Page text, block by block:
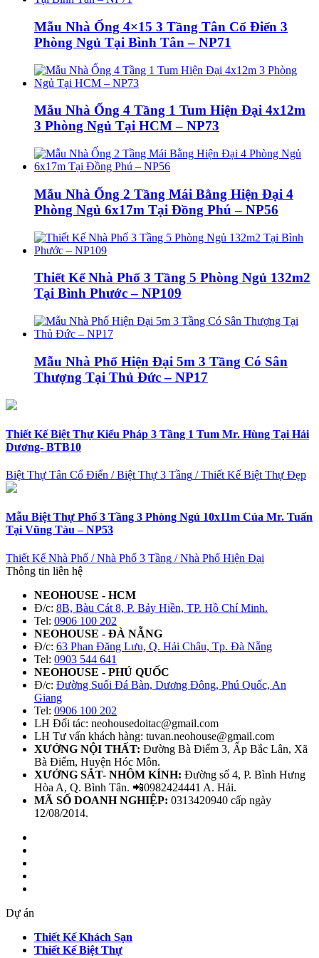
Mẫu Nhà Ống 4×15 3 Tầng Tân Cổ Điển 3
Phòng Ngủ Tại Bình Tân – NP71
Mẫu Nhà Ống 4 Tầng 1 Tum Hiện Đại 4x12m
3 Phòng Ngủ Tại HCM – NP73
Mẫu Nhà Ống 2 Tầng Mái Bằng Hiện Đại 4
Phòng Ngủ 6x17m Tại Đồng Phú – NP56
Thiết Kế Nhà Phố 3 Tầng 5 Phòng Ngủ 132m2
Tại Bình Phước – NP109
Mẫu Nhà Phố Hiện Đại 5m 3 Tầng Có Sân
Thượng Tại Thủ Đức – NP17
Thiết Kế Biệt Thự Kiểu Pháp 3 Tầng 1 Tum Mr. Hùng Tại Hải
Dương- BTB10
Biệt Thự Tân Cổ Điển /Biệt Thự 3 Tầng /Thiết Kế Biệt Thự Đẹp
Mẫu Biệt Thự Phố 3 Tầng 3 Phòng Ngủ 10x11m Của Mr. Tuấn
Tại Vũng Tàu – NP53
Thiết Kế Nhà Phố /Nhà Phố 3 Tầng /Nhà Phố Hiện Đại
Thông tin liên hệ
NEOHOUSE - HCM
Đ/c: 8B, Bàu Cát 8, P. Bảy Hiền, TP. Hồ Chí Minh.
Tel: 0906 100 202
NEOHOUSE - ĐÀ NẴNG
Đ/c: 63 Phan Đăng Lưu, Q. Hải Châu, Tp. Đà Nẵng
Tel: 0903 544 641
NEOHOUSE - PHÚ QUỐC
Đ/c: Đường Suối Đá Bàn, Dương Đông, Phú Quốc, An
Giang
Tel: 0906 100 202
LH Đối tác: neohousedoitac@gmail.com
LH Tư vấn khách hàng: tuvan.neohouse@gmail.com
XƯỞNG NỘI THẤT: Đường Bà Điểm 3, Ấp Bắc Lân, Xã
Bà Điểm, Huyện Hóc Môn.
XƯỞNG SẮT- NHÔM KÍNH: Đường số 4, P. Bình Hưng
Hòa A, Q. Bình Tân. 📲0982424441 A. Hải.
MÃ SỐ DOANH NGHIỆP: 0313420940 cấp ngày
12/08/2014.
Dự án
Thiết Kế Khách Sạn
Thiết Kế Biệt Thự